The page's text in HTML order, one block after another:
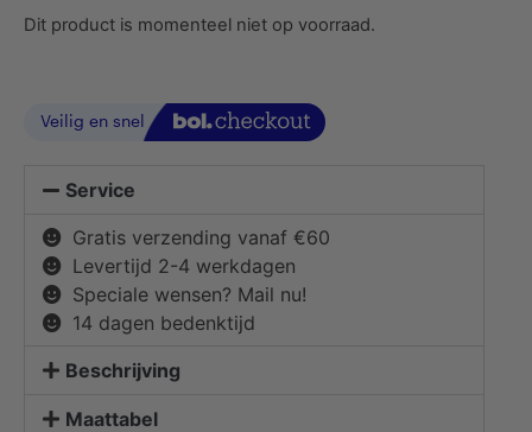
Dit product is momenteel niet op voorraad.
Service
Gratis verzending vanaf €60
Levertijd 2-4 werkdagen
Speciale wensen? Mail nu!
14 dagen bedenktijd
Beschrijving
Maattabel